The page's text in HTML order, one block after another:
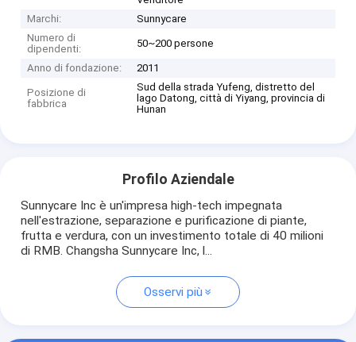
Marchi:
Sunnycare
Numero di
dipendenti:
50~200 persone
Anno di fondazione: 2011
Posizione di
fabbrica
Sud della strada Yufeng, distretto del
lago Datong, città di Yiyang, provincia di
Hunan
Profilo Aziendale
Sunnycare Inc è un'impresa high-tech impegnata
nell'estrazione, separazione e purificazione di piante,
frutta e verdura, con un investimento totale di 40 milioni
di RMB. Changsha Sunnycare Inc, l...
Osservi più